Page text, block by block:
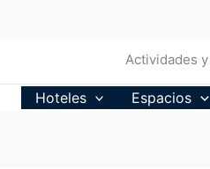
Actividades
Hoteles Espacios